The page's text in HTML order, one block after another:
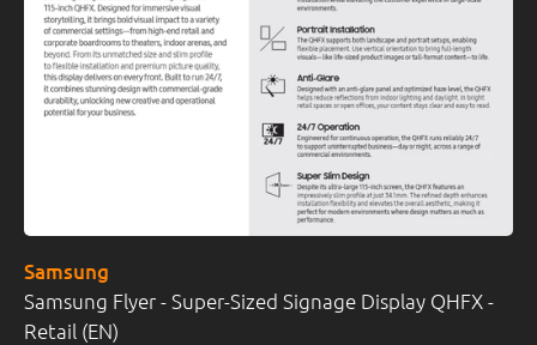
Samsung Flyer - Super-Sized Signage Display QHFX -
Retail (EN)
Samsung